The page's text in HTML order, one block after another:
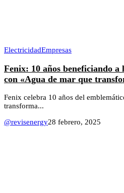
ElectricidadEmpresas
Fenix: 10 años beneficiando
con «Agua de mar que
Fenix celebra 10 años del
transforma...
@revisenergy28 febrero, 2025